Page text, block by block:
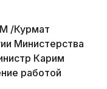
/Курмат
Министерства
Карим
работой